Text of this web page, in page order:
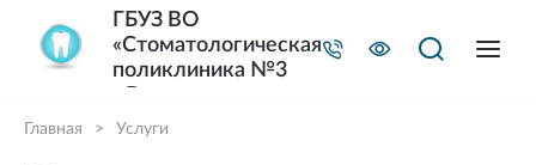
Главная > Услуги
ГБУЗ ВО
«Стоматологическая
поликлиника №3